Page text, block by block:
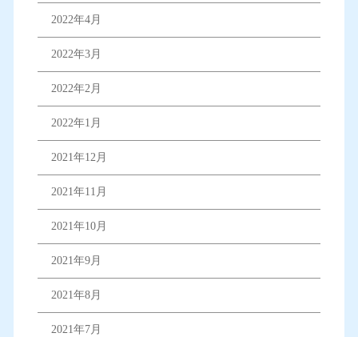
2022年4月
2022年3月
2022年2月
2022年1月
2021年12月
2021年11月
2021年10月
2021年9月
2021年8月
2021年7月